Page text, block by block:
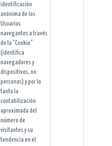
identificación
anónima de los
Usuarios
navegantes a través
de la “Cookie”
(identifica
navegadores y
dispositivos, no
personas) y por lo
tanto la
contabilización
aproximada del
número de
visitantes y su
tendencia en el